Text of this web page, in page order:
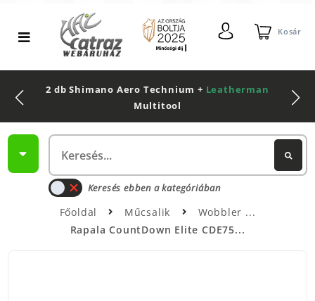
Kosár
2 db Shimano Aero Technium + Leatherman
Multitool
Keresés ebben a kategóriában
Főoldal Műcsalik
Wobbler
Rapala CountDown Elite CDE75...